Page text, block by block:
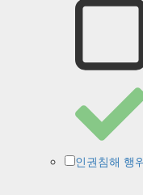
인권침해 행